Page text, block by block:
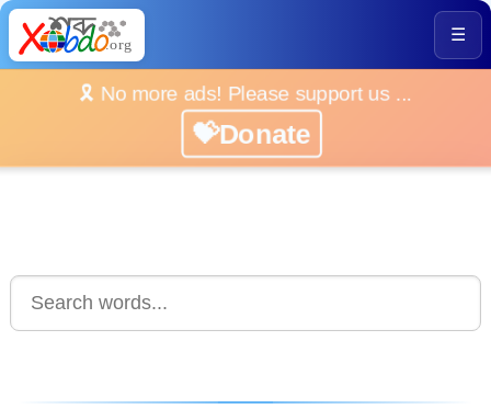
☰
🎗️ No more ads! Please support us ...
💝Donate